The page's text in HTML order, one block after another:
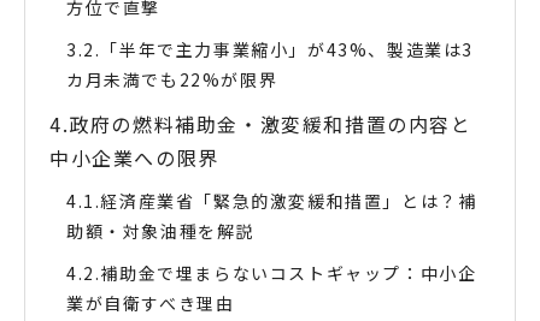
方位で直撃
「半年で主力事業縮小」が43%、製造業は3
カ月未満でも22%が限界
政府の燃料補助金・激変緩和措置の内容と
中小企業への限界
経済産業省「緊急的激変緩和措置」とは？補
助額・対象油種を解説
補助金で埋まらないコストギャップ：中小企
業が自衛すべき理由